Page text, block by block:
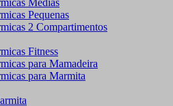
Médias
Pequenas
2 Compartimentos
Fitness
para Mamadeira
para Marmita